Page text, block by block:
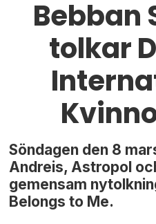
Bebban
tolkar
Söndagen den 8
Andreis, Astropol
gemensam
Belongs to Me.